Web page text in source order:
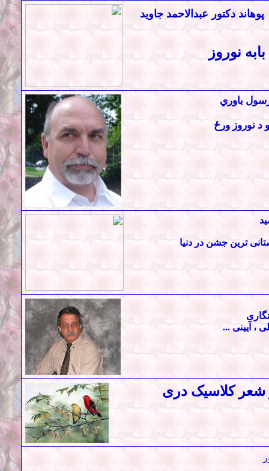
پوهاند دکتور عبدالاحمد جاويد
نوروز
باوري
د نوروز ورځ
ترين جشن در دنيا
، آيينی ...
شعر کلاسیک دری